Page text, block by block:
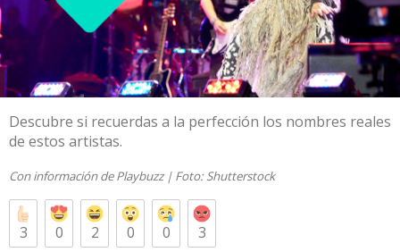
Descubre si recuerdas a la perfección los nombres reales
de estos artistas.
Con información dePlaybuzz| Foto: Shutterstock
3 0 2 0 0 3